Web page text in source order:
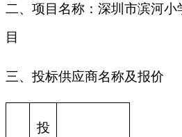
二、项目名称：深圳市滨河小
目
三、投标供应商名称及报价
投